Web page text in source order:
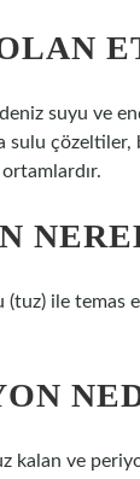
suyu ve
çözeltiler,
ile temas
kalan ve